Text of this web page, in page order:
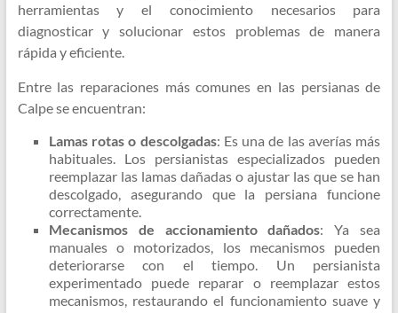
herramientas y el conocimiento necesarios para
diagnosticar y solucionar estos problemas de manera
rápida y eficiente.
Entre las reparaciones más comunes en las persianas de
Calpe se encuentran:
Lamas rotas o descolgadas: Es una de las averías más
habituales. Los persianistas especializados pueden
reemplazar las lamas dañadas o ajustar las que se han
descolgado, asegurando que la persiana funcione
correctamente.
Mecanismos de accionamiento dañados: Ya sea
manuales o motorizados, los mecanismos pueden
deteriorarse con el tiempo. Un persianista
experimentado puede reparar o reemplazar estos
mecanismos, restaurando el funcionamiento suave y